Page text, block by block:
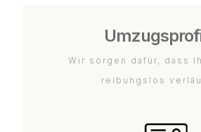
Wir sorgen dafür, dass
reibungslos